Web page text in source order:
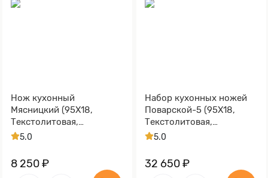
Нож кухонный
Мясницкий (95Х18,
Текстолитовая,
Алюминий)
5.0
8 250 ₽
Набор кухонных ножей
Поварской-5 (95Х18,
Текстолитовая,
Алюминий)
5.0
32 650 ₽